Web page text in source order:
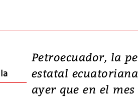
Petroecuador, la
estatal
ayer que en el mes
Video,
deja